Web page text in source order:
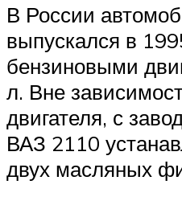
В России
выпускался в
бензиновыми
л. Вне
двигателя, с
ВАЗ 2110
двух масляных